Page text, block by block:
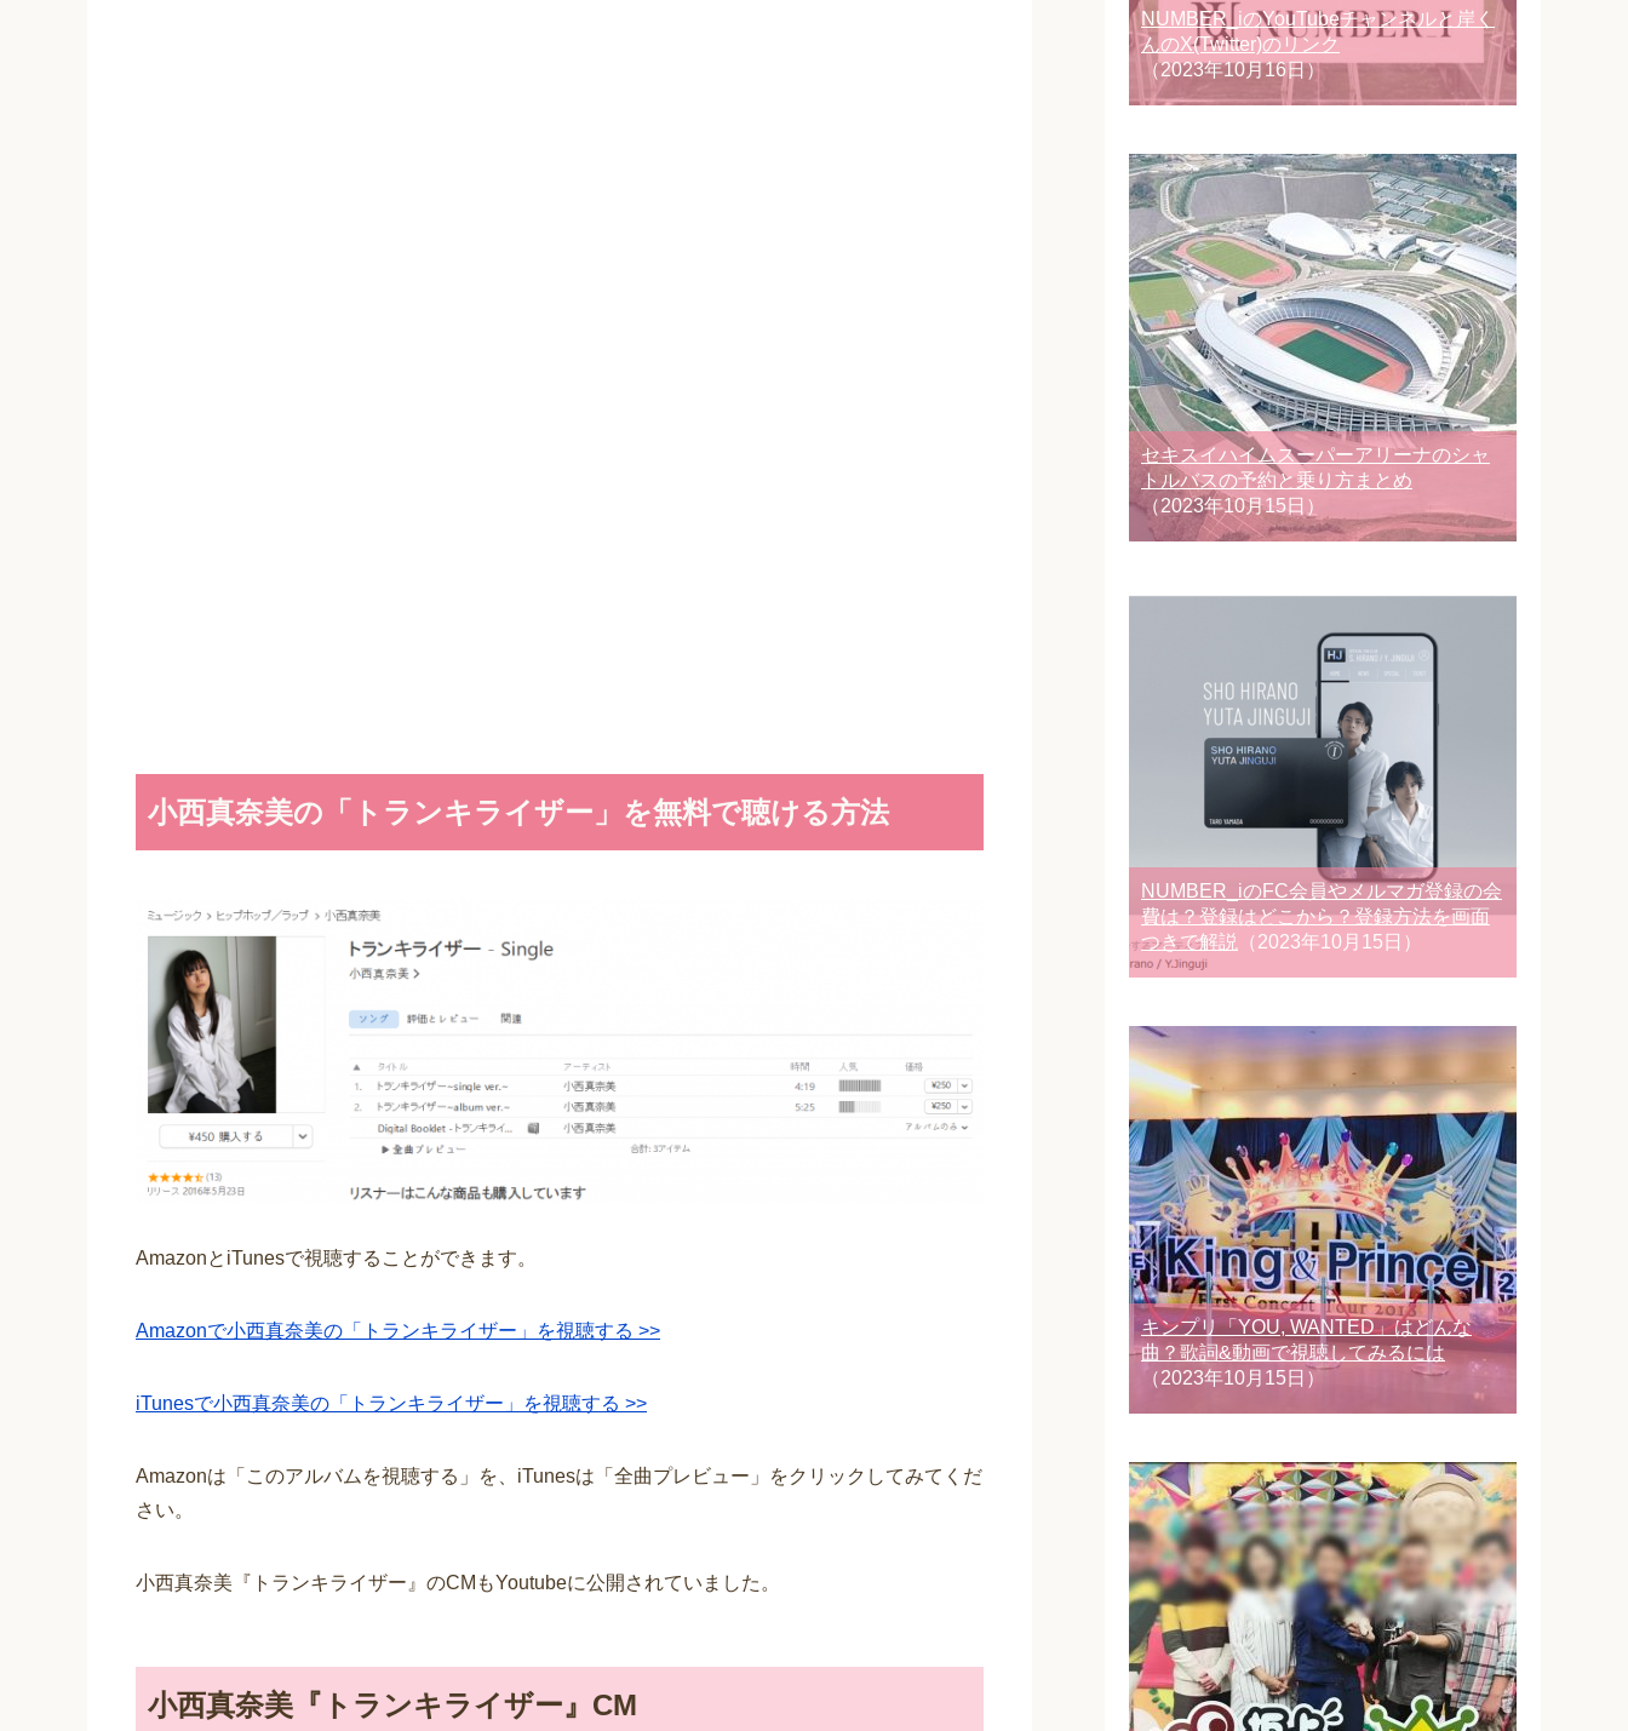
小西真奈美の「トランキライザー」を無料で聴ける方法
AmazonとiTunesで視聴することができます。
Amazonで小西真奈美の「トランキライザー」を視聴する >>
iTunesで小西真奈美の「トランキライザー」を視聴する >>
Amazonは「このアルバムを視聴する」を、iTunesは「全曲プレビュー」をクリックしてみてくだ
さい。
小西真奈美『トランキライザー』のCMもYoutubeに公開されていました。
小西真奈美『トランキライザー』CM
NUMBER_iのYouTubeチャンネルと岸く
んのX(Twitter)のリンク
（2023年10月16日）
セキスイハイムスーパーアリーナのシャ
トルバスの予約と乗り方まとめ
（2023年10月15日）
NUMBER_iのFC会員やメルマガ登録の会
費は？登録はどこから？登録方法を画面
つきで解説
（2023年10月15日）
キンプリ「YOU, WANTED」はどんな
曲？歌詞&動画で視聴してみるには
（2023年10月15日）